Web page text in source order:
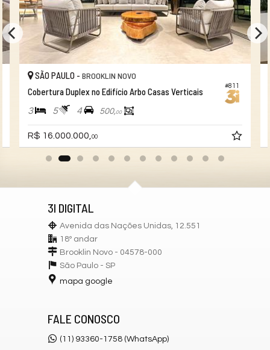
#811
SÃO PAULO -BROOKLIN NOVO
Cobertura Duplex no Edifício Arbo Casas Verticais
3 5 4 500,00
R$ 16.000.000,00
3I DIGITAL
Avenida das Nações Unidas, 12.551
18º andar
Brooklin Novo - 04578-000
São Paulo - SP
mapa google
FALE CONOSCO
(11) 93360-1758 (WhatsApp)